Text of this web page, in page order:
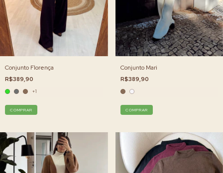
Conjunto Florença
R$389,90
+1
COMPRAR
Conjunto Mari
R$389,90
COMPRAR